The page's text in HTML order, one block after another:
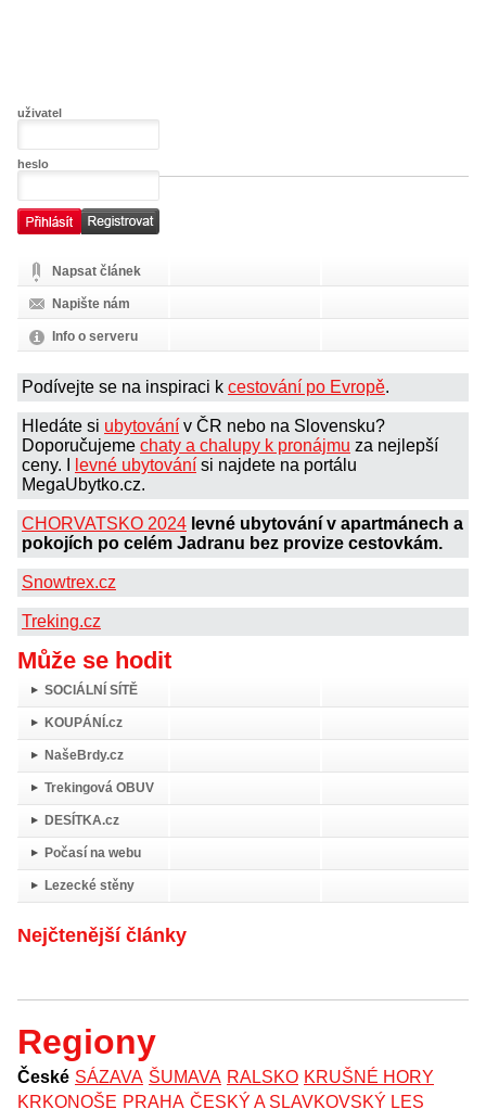
uživatel
heslo
Napsat článek
Napište nám
Info o serveru
Podívejte se na inspiraci k cestování po Evropě.
Hledáte si ubytování v ČR nebo na Slovensku?
Doporučujeme chaty a chalupy k pronájmu za nejlepší
ceny. I
levné ubytování si najdete na portálu
MegaUbytko.cz.
CHORVATSKO 2024 levné ubytování v apartmánech a
pokojích po celém Jadranu bez provize cestovkám.
Snowtrex.cz
Treking.cz
Může se hodit
SOCIÁLNÍ SÍTĚ
KOUPÁNÍ.cz
NašeBrdy.cz
Trekingová OBUV
DESÍTKA.cz
Počasí na webu
Lezecké stěny
Nejčtenější články
Regiony
České SÁZAVA ŠUMAVA RALSKO KRUŠNÉ HORY
KRKONOŠE PRAHA ČESKÝ A SLAVKOVSKÝ LES